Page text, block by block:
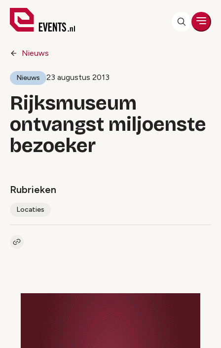
Nieuws
Nieuws 23 augustus 2013
Rijksmuseum
ontvangst miljoenste
bezoeker
Rubrieken
Locaties
Kopieer link naar artikel